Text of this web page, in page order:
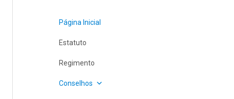
Página Inicial
Estatuto
Regimento
Conselhos